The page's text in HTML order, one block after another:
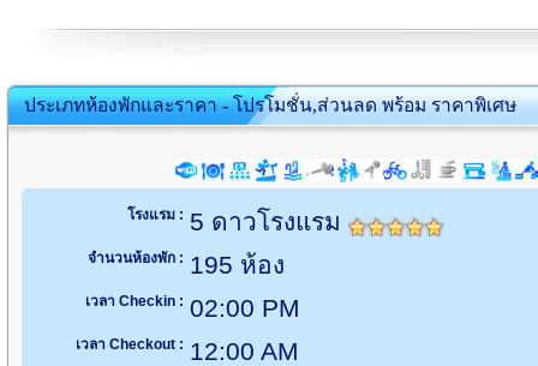
ประเภทห้องพักและราคา - โปรโมชั่น,ส่วนลด พร้อม ราคาพิเศษ
โรงแรม : 5 ดาวโรงแรม
จำนวนห้องพัก : 195 ห้อง
เวลา Checkin : 02:00 PM
เวลา Checkout : 12:00 AM